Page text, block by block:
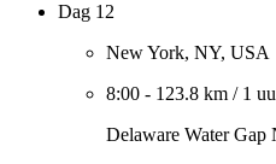
Dag 12
New York, NY, USA
8:00 - 123.8 km / 1
Delaware Water Gap